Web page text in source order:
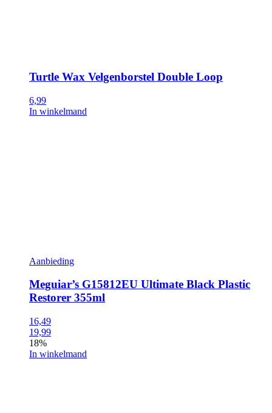
Turtle Wax Velgenborstel Double Loop
6,99
In winkelmand
Aanbieding
Meguiar’s G15812EU Ultimate Black Plastic
Restorer 355ml
16,49
19,99
18%
In winkelmand